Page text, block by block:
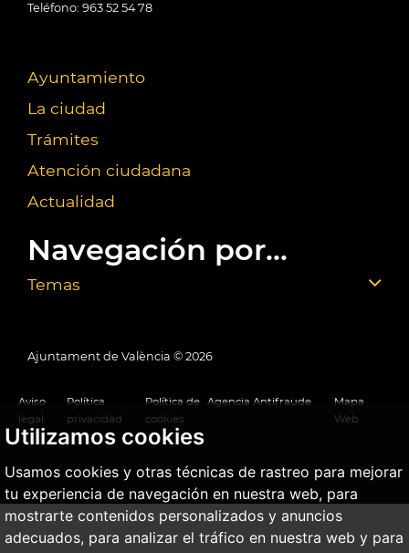
Utilizamos cookies
Usamos cookies y otras técnicas de rastreo para mejorar
tu experiencia de navegación en nuestra web, para
mostrarte contenidos personalizados y anuncios
adecuados, para analizar el tráfico en nuestra web y para
Teléfono: 963 52 54 78
Ayuntamiento
La ciudad
Trámites
Atención ciudadana
Actualidad
Navegación por...
Temas
Ajuntament de València © 2026
Aviso
legal
Política
privacidad
Política de
cookies
Agencia Antifraude
Mapa
Web